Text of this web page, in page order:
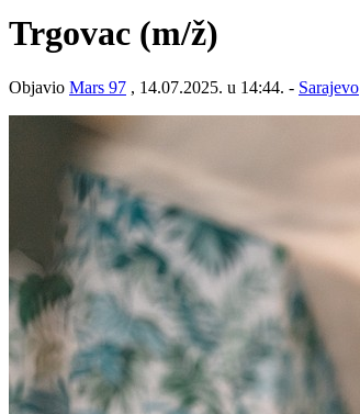
Trgovac (m/ž)
Objavio Mars 97 , 14.07.2025. u 14:44. - Sarajevo